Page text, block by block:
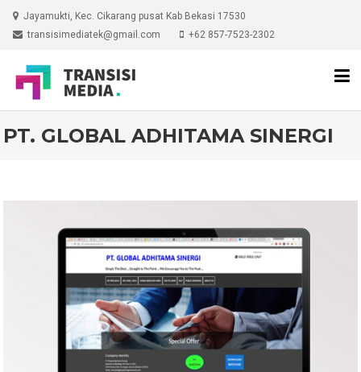
Skip
Jayamukti, Kec. Cikarang pusat Kab Bekasi 17530
transisimediatek@gmail.com
+62 857-7523-2302
PT. GLOBAL ADHITAMA SINERGI